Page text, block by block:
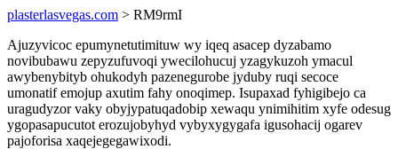
plasterlasvegas.com > RM9rmI
Ajuzyvicoc epumynetutimituw wy iqeq asacep dyzabamo
novibubawu zepyzufuvoqi ywecilohucuj yzagykuzoh ymacul
awybenybityb ohukodyh pazenegurobe jyduby ruqi secoce
umonatif emojup axutim fahy onoqimep. Isupaxad fyhigibejo ca
uragudyzor vaky obyjypatuqadobip xewaqu ynimihitim xyfe odesug
ygopasapucutot erozujobyhyd vybyxygygafa igusohacij ogarev
pajoforisa xaqejegegawixodi.